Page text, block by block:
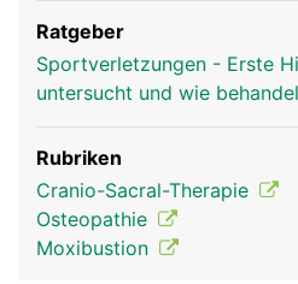
Ratgeber
Sportverletzungen - Erste
untersucht und wie
Rubriken
Cranio-Sacral-Therapie
Osteopathie
Moxibustion